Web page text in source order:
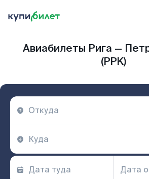
Авиабилеты Рига —
(PPK)